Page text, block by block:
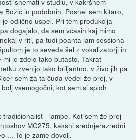
snemati v studiu, v kakršnem
Božič in podobnih. Posnel sem kitaro,
odlično uspel. Pri tem produkcija
dogajalo, da sem včasih kaj mimo
v riti, pa tudi poanta jam sessiona
je to seveda šel z vokalizatorji in
je zdelo tako butasto. Takrat
zvenijo tako briljantno, v živo jih pa
sem za ta čuda vedel že prej, v
vsemogočni, kot sem si sploh
- lampe. Kot sem že prej
MC275, kakšni srednjerazredni
... To je zame dovolj.